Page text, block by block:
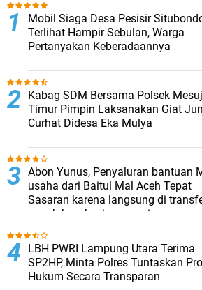
Mobil Siaga Desa Pesisir
Terlihat Hampir Sebulan, Warga
Pertanyakan Keberadaannya
Kabag SDM Bersama Polsek
Timur Pimpin Laksanakan Giat
Curhat Didesa Eka Mulya
Abon Yunus, Penyaluran bantuan
usaha dari Baitul Mal Aceh Tepat
Sasaran karena langsung di
penuh ke rekening penerima
LBH PWRI Lampung Utara Terima
SP2HP, Minta Polres Tuntaskan
Hukum Secara Transparan